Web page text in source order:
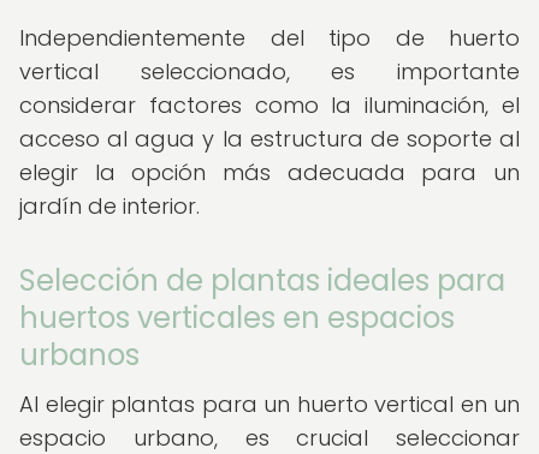
Independientemente del tipo de huerto
vertical seleccionado, es importante
considerar factores como la iluminación, el
acceso al agua y la estructura de soporte al
elegir la opción más adecuada para un
jardín de interior.
Selección de plantas ideales para
huertos verticales en espacios
urbanos
Al elegir plantas para un huerto vertical en un
espacio urbano, es crucial seleccionar